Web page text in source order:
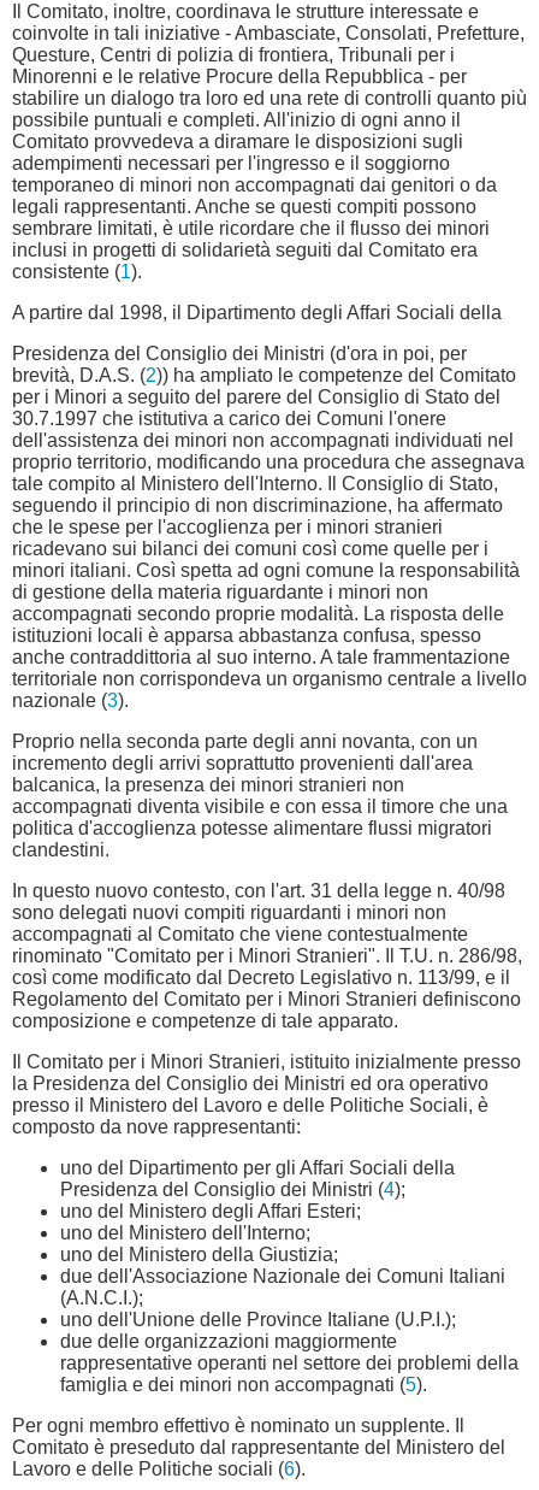
Il Comitato, inoltre, coordinava le strutture interessate e
coinvolte in tali iniziative - Ambasciate, Consolati, Prefetture,
Questure, Centri di polizia di frontiera, Tribunali per i
Minorenni e le relative Procure della Repubblica - per
stabilire un dialogo tra loro ed una rete di controlli quanto più
possibile puntuali e completi. All'inizio di ogni anno il
Comitato provvedeva a diramare le disposizioni sugli
adempimenti necessari per l'ingresso e il soggiorno
temporaneo di minori non accompagnati dai genitori o da
legali rappresentanti. Anche se questi compiti possono
sembrare limitati, è utile ricordare che il flusso dei minori
inclusi in progetti di solidarietà seguiti dal Comitato era
consistente (1).
A partire dal 1998, il Dipartimento degli Affari Sociali della
Presidenza del Consiglio dei Ministri (d'ora in poi, per
brevità, D.A.S. (2)) ha ampliato le competenze del Comitato
per i Minori a seguito del parere del Consiglio di Stato del
30.7.1997 che istitutiva a carico dei Comuni l'onere
dell'assistenza dei minori non accompagnati individuati nel
proprio territorio, modificando una procedura che assegnava
tale compito al Ministero dell'Interno. Il Consiglio di Stato,
seguendo il principio di non discriminazione, ha affermato
che le spese per l'accoglienza per i minori stranieri
ricadevano sui bilanci dei comuni così come quelle per i
minori italiani. Così spetta ad ogni comune la responsabilità
di gestione della materia riguardante i minori non
accompagnati secondo proprie modalità. La risposta delle
istituzioni locali è apparsa abbastanza confusa, spesso
anche contraddittoria al suo interno. A tale frammentazione
territoriale non corrispondeva un organismo centrale a livello
nazionale (3).
Proprio nella seconda parte degli anni novanta, con un
incremento degli arrivi soprattutto provenienti dall'area
balcanica, la presenza dei minori stranieri non
accompagnati diventa visibile e con essa il timore che una
politica d'accoglienza potesse alimentare flussi migratori
clandestini.
In questo nuovo contesto, con l'art. 31 della legge n. 40/98
sono delegati nuovi compiti riguardanti i minori non
accompagnati al Comitato che viene contestualmente
rinominato "Comitato per i Minori Stranieri". Il T.U. n. 286/98,
così come modificato dal Decreto Legislativo n. 113/99, e il
Regolamento del Comitato per i Minori Stranieri definiscono
composizione e competenze di tale apparato.
Il Comitato per i Minori Stranieri, istituito inizialmente presso
la Presidenza del Consiglio dei Ministri ed ora operativo
presso il Ministero del Lavoro e delle Politiche Sociali, è
composto da nove rappresentanti:
uno del Dipartimento per gli Affari Sociali della
Presidenza del Consiglio dei Ministri (4);
uno del Ministero degli Affari Esteri;
uno del Ministero dell'Interno;
uno del Ministero della Giustizia;
due dell'Associazione Nazionale dei Comuni Italiani
(A.N.C.I.);
uno dell'Unione delle Province Italiane (U.P.I.);
due delle organizzazioni maggiormente
rappresentative operanti nel settore dei problemi della
famiglia e dei minori non accompagnati (5).
Per ogni membro effettivo è nominato un supplente. Il
Comitato è preseduto dal rappresentante del Ministero del
Lavoro e delle Politiche sociali (6).